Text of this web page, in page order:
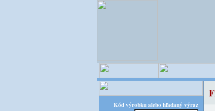
Kód výrobku alebo hľadaný výraz